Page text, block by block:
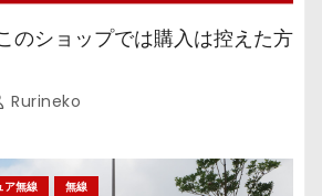
のショップでは購入は控えた方
Rurineko
ア無線 無線